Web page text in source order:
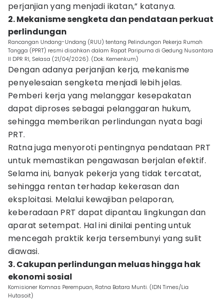
perjanjian yang menjadi ikatan,” katanya.
2. Mekanisme sengketa dan pendataan perkuat
perlindungan
Rancangan Undang-Undang (RUU) tentang Pelindungan Pekerja Rumah
Tangga (PPRT) resmi disahkan dalam Rapat Paripurna di Gedung Nusantara
II DPR RI, Selasa (21/04/2026). (Dok. Kemenkum)
Dengan adanya perjanjian kerja, mekanisme
penyelesaian sengketa menjadi lebih jelas.
Pemberi kerja yang melanggar kesepakatan
dapat diproses sebagai pelanggaran hukum,
sehingga memberikan perlindungan nyata bagi
PRT.
Ratna juga menyoroti pentingnya pendataan PRT
untuk memastikan pengawasan berjalan efektif.
Selama ini, banyak pekerja yang tidak tercatat,
sehingga rentan terhadap kekerasan dan
eksploitasi. Melalui kewajiban pelaporan,
keberadaan PRT dapat dipantau lingkungan dan
aparat setempat. Hal ini dinilai penting untuk
mencegah praktik kerja tersembunyi yang sulit
diawasi.
3. Cakupan perlindungan meluas hingga hak
ekonomi sosial
Komisioner Komnas Perempuan, Ratna Batara Munti. (IDN Times/Lia
Hutasoit)